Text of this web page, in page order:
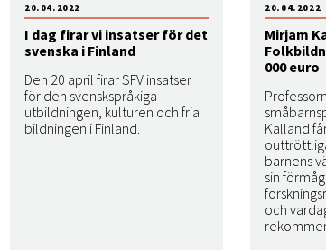
I dag firar vi insatser för det
svenska i Finland
Den 20 april firar SFV insatser
för den svenskspråkiga
utbildningen, kulturen och fria
bildningen i Finland.
20.04.2022
Mirjam
000 euro
Kalland
barnens
sin
och
20.04.2022